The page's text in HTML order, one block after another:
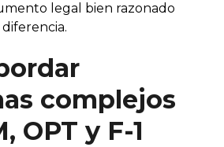
legal bien razonado
complejos
OPT y F-1